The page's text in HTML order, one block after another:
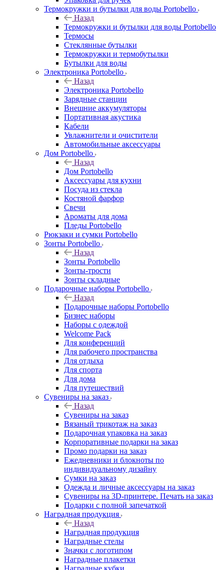
Термокружки и бутылки для воды Portobello
Назад
Термокружки и бутылки для воды Portobello
Термосы
Стеклянные бутылки
Термокружки и термобутылки
Бутылки для воды
Электроника Portobello
Назад
Электроника Portobello
Зарядные станции
Внешние аккумуляторы
Портативная акустика
Кабели
Увлажнители и очистители
Автомобильные аксессуары
Дом Portobello
Назад
Дом Portobello
Аксессуары для кухни
Посуда из стекла
Костяной фарфор
Свечи
Ароматы для дома
Пледы Portobello
Рюкзаки и сумки Portobello
Зонты Portobello
Назад
Зонты Portobello
Зонты-трости
Зонты складные
Подарочные наборы Portobello
Назад
Подарочные наборы Portobello
Бизнес наборы
Наборы с одеждой
Welcome Pack
Для конференций
Для рабочего пространства
Для отдыха
Для спорта
Для дома
Для путешествий
Сувениры на заказ
Назад
Сувениры на заказ
Вязаный трикотаж на заказ
Подарочная упаковка на заказ
Корпоративные подарки на заказ
Промо подарки на заказ
Ежедневники и блокноты по
индивидуальному дизайну
Сумки на заказ
Одежда и личные аксессуары на заказ
Сувениры на 3D-принтере. Печать на заказ
Подарки с полной запечаткой
Наградная продукция
Назад
Наградная продукция
Наградные стелы
Значки с логотипом
Наградные плакетки
Наградные кубки